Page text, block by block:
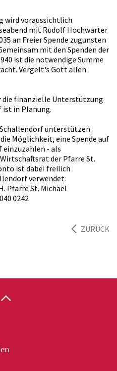
wird voraussichtlich
mit Rudolf Hochwarter
an Freier Spende zugunsten
mit den Spenden der
ist die notwendige Summe
Vergelt's Gott allen
die finanzielle Unterstützung
ist in Planung.
unterstützen
Möglichkeit, eine Spende auf
einzuzahlen - als
der Pfarre St.
ist dabei freilich
verwendet:
Pfarre St. Michael
0242
ZURÜCK